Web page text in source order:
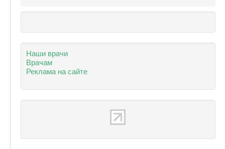
Наши врачи
Врачам
Реклама на сайте